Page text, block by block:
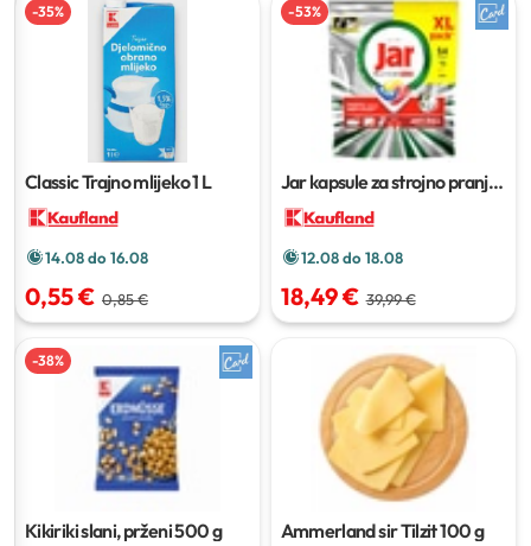
-35%
Classic Trajno mlijeko1 L
14.08 do 16.08
0,55 € 0,85 €
-53%
Jar kapsule za strojno pranje
kapsule
12.08 do 18.08
18,49 € 39,99 €
-38%
Kikiriki slani, prženi500 g Ammerland sir Tilzit100 g